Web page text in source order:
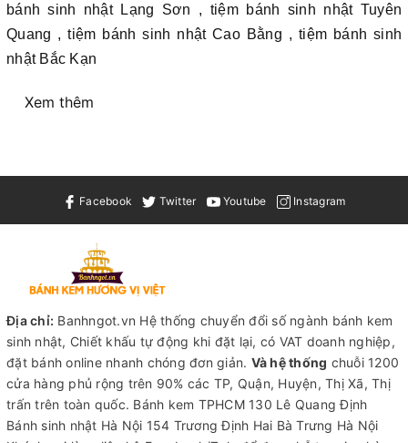
bánh sinh nhật Lạng Sơn , tiệm bánh sinh nhật Tuyên
Quang , tiệm bánh sinh nhật Cao Bằng , tiệm bánh sinh
nhật Bắc Kạn
Xem thêm
Facebook Twitter Youtube Instagram
Địa chỉ: Banhngot.vn Hệ thống chuyển đổi số ngành bánh kem
sinh nhật, Chiết khấu tự động khi đặt lại, có VAT doanh nghiệp,
đặt bánh online nhanh chóng đơn giản. Và hệ thống chuỗi 1200
cửa hàng phủ rộng trên 90% các TP, Quận, Huyện, Thị Xã, Thị
trấn trên toàn quốc. Bánh kem TPHCM130 Lê Quang Định
Bánh sinh nhật Hà Nội 154 Trương Định Hai Bà Trưng Hà Nội